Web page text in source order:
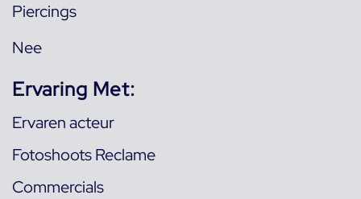
Piercings
Nee
Ervaring Met:
Ervaren acteur
Fotoshoots Reclame
Commercials